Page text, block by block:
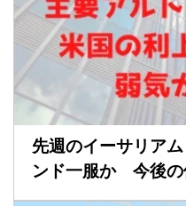
先週のイーサリア
ンド一服か 今後の